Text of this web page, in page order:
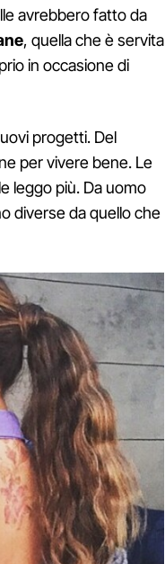
avrebbero fatto da
, quella che è servita
in occasione di
progetti. Del
per vivere bene. Le
leggo più. Da uomo
diverse da quello che